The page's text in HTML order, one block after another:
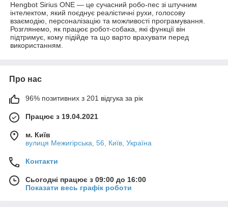
Hengbot Sirius ONE — це сучасний робо-пес зі штучним
інтелектом, який поєднує реалістичні рухи, голосову
взаємодію, персоналізацію та можливості програмування.
Розглянемо, як працює робот-собака, які функції він
підтримує, кому підійде та що варто врахувати перед
використанням.
Про нас
96% позитивних з 201 відгука за рік
Працює з 19.04.2021
м. Київ
вулиця Межигірська, 56, Київ, Україна
Контакти
Сьогодні працює з 09:00 до 16:00
Показати весь графік роботи